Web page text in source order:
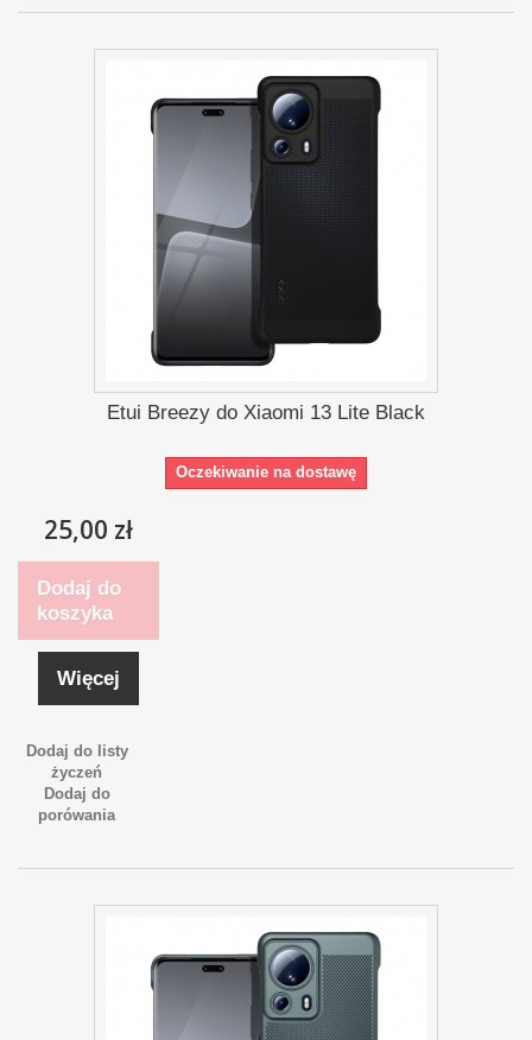
Etui Breezy do Xiaomi 13 Lite Black
Oczekiwanie na dostawę
25,00 zł
Dodaj do
koszyka
Więcej
Dodaj do listy
życzeń
Dodaj do
porówania